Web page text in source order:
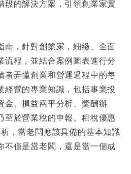
段的解決方案，引領創業家實
南，針對創業家，細緻、全面
流程，並結合案例圖表進行分
者弄懂創業和營運過程中的每
經營的專業知識，包括事業投
金、損益兩平分析、獎酬辦
至於營業稅的申報、租稅優惠
，當老闆應該具備的基本知識
不僅是當老闆，還是當一個成